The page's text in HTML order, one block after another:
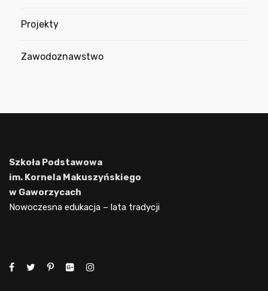
Projekty
Zawodoznawstwo
Szkoła Podstawowa
im. Kornela Makuszyńskiego
w Gaworzycach
Nowoczesna edukacja – lata tradycji